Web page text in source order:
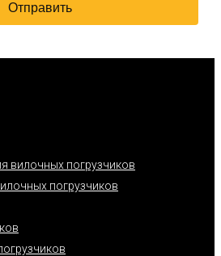
вилочных погрузчиков
погрузчиков